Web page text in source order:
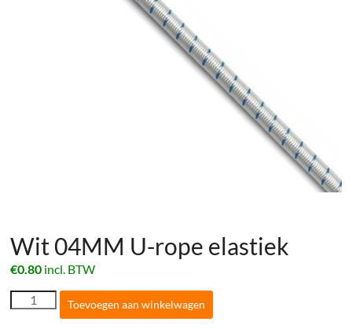
Wit 04MM U-rope elastiek
€0.80 incl. BTW
04MM
Toevoegen aan winkelwagen